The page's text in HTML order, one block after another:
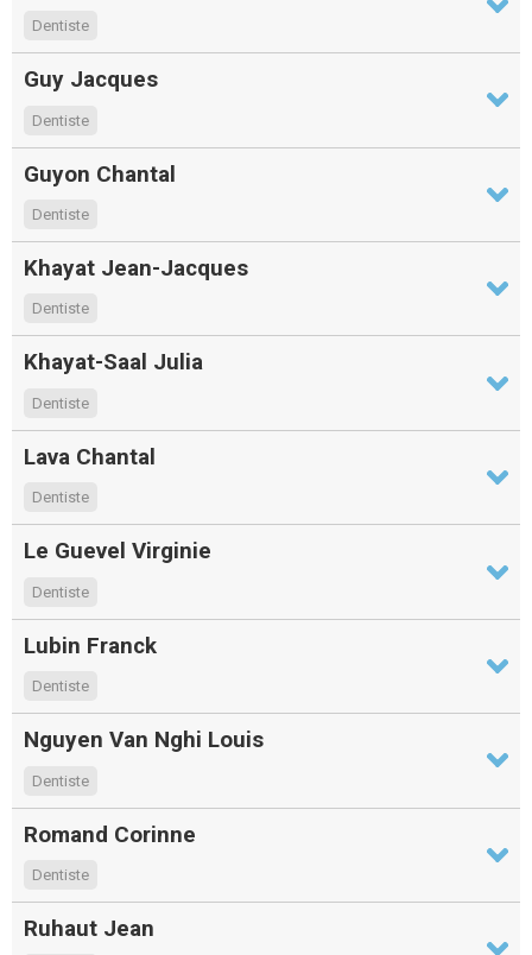
Dentiste
Guy Jacques
Dentiste
Guyon Chantal
Dentiste
Khayat Jean-Jacques
Dentiste
Khayat-Saal Julia
Dentiste
Lava Chantal
Dentiste
Le Guevel Virginie
Dentiste
Lubin Franck
Dentiste
Nguyen Van Nghi Louis
Dentiste
Romand Corinne
Dentiste
Ruhaut Jean